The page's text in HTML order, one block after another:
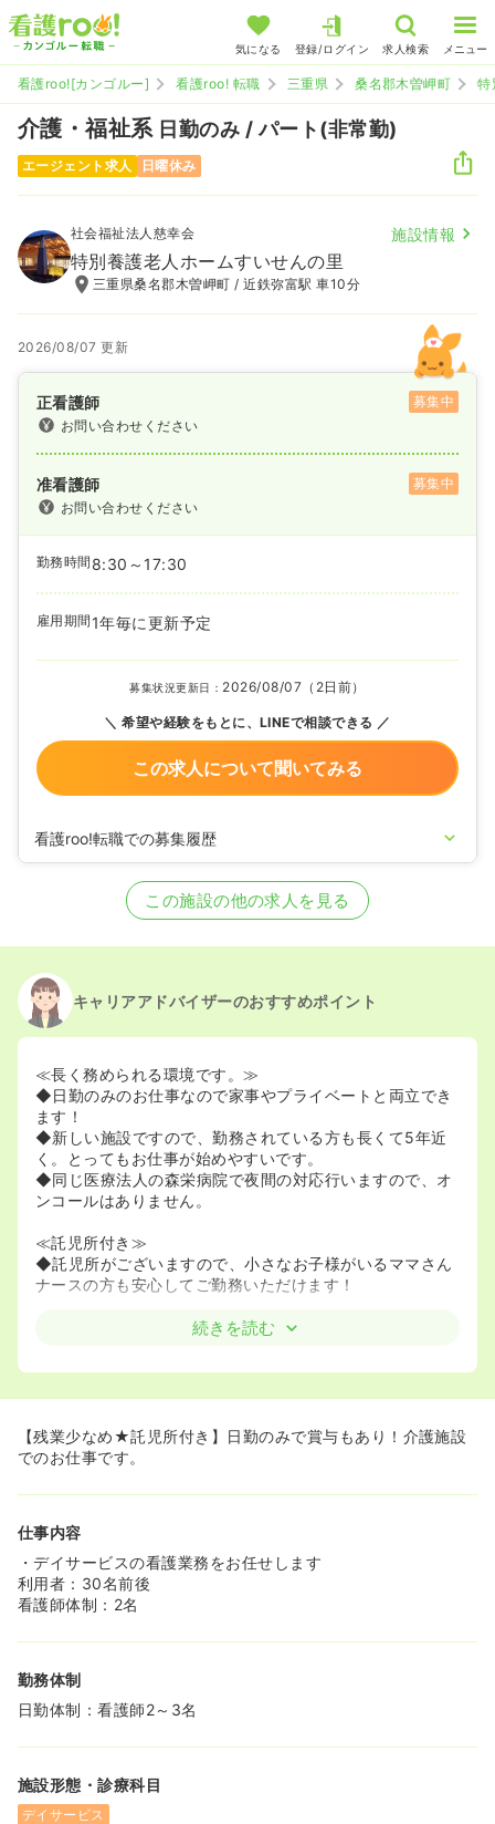
気になる 登録/ログイン 求人検索 メニュー
看護roo![カンゴルー] 看護roo! 転職 三重県 桑名郡木曽岬町 特
介護・福祉系 日勤のみ / パート(非常勤)
エージェント求人 日曜休み
社会福祉法人慈幸会 施設情報
特別養護老人ホームすいせんの里
三重県桑名郡木曽岬町 / 近鉄弥富駅 車10分
2026/08/07 更新
正看護師
募集中
お問い合わせください
准看護師
募集中
お問い合わせください
勤務時間 8:30～17:30
雇用期間 1年毎に更新予定
募集状況更新日： 2026/08/07（2日前）
希望や経験をもとに、LINEで相談できる
この求人について聞いてみる
看護roo!転職での募集履歴
この施設の他の求人を見る
キャリアアドバイザーのおすすめポイント
≪長く務められる環境です。≫
◆日勤のみのお仕事なので家事やプライベートと両立でき
ます！
◆新しい施設ですので、勤務されている方も長くて5年近
く。とってもお仕事が始めやすいです。
◆同じ医療法人の森栄病院で夜間の対応行いますので、オ
ンコールはありません。
≪託児所付き≫
◆託児所がございますので、小さなお子様がいるママさん
ナースの方も安心してご勤務いただけます！
続きを読む
【残業少なめ★託児所付き】日勤のみで賞与もあり！介護施設
でのお仕事です。
仕事内容
・デイサービスの看護業務をお任せします
利用者：30名前後
看護師体制：2名
勤務体制
日勤体制：看護師2～3名
施設形態・診療科目
デイサービス